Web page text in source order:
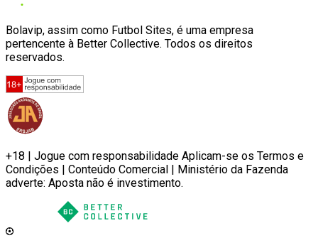
Bolavip, assim como Futbol Sites, é uma empresa
pertencente à Better Collective. Todos os direitos
reservados.
+18 | Jogue com responsabilidade Aplicam-se os Termos e
Condições | Conteúdo Comercial | Ministério da Fazenda
adverte: Aposta não é investimento.